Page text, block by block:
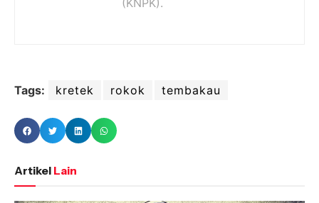
(KNPK).
Tags: kretek rokok tembakau
Artikel Lain